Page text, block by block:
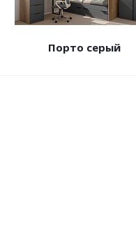
Порто серый